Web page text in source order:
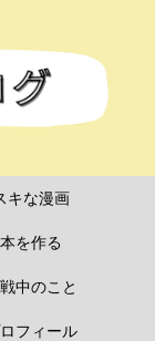
キな漫画
本を作る
中のこと
フィール